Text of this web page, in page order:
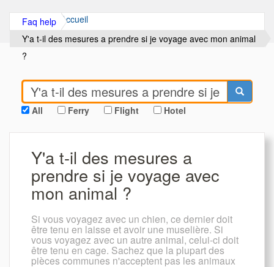
Accueil
Faq help
Y'a t-il des mesures a prendre si je voyage avec mon animal
?
All Ferry Flight Hotel
Y'a t-il des mesures a
prendre si je voyage avec
mon animal ?
Si vous voyagez avec un chien, ce dernier doit
être tenu en laisse et avoir une muselière. Si
vous voyagez avec un autre animal, celui-ci doit
être tenu en cage. Sachez que la plupart des
pièces communes n'acceptent pas les animaux